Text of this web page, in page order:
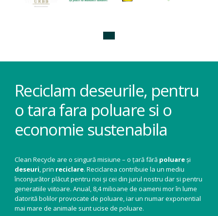
Reciclam deseurile, pentru
o tara fara poluare si o
economie sustenabila
Clean Recycle are o singură misiune – o țară fără poluareși
deseuri, prin reciclare. Reciclarea contribuie la un mediu
înconjurător plăcut pentru noi și cei din jurul nostru dar si pentru
generatiile viitoare. Anual, 8,4 milioane de oameni mor în lume
datorită bolilor provocate de poluare, iar un numar exponential
mai mare de animale sunt ucise de poluare.